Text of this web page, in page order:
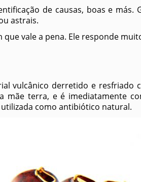
de causas, boas e
astrais.
que vale a pena. Ele responde
vulcânico derretido e resfriado
terra, e é imediatamente
como antibiótico natural.